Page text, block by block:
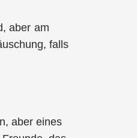
aber am
falls
aber eines